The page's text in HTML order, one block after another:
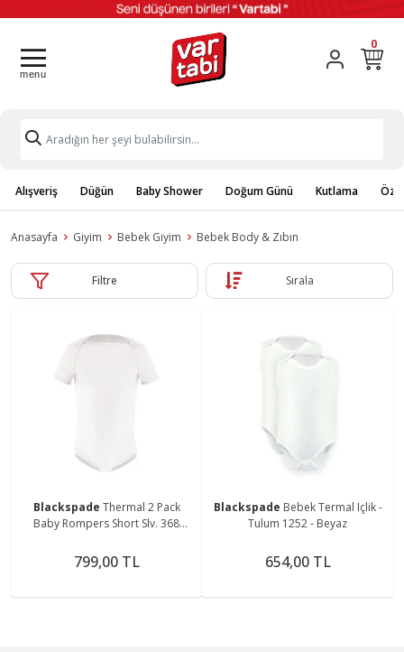
0
Alışveriş Düğün Baby Shower Doğum Günü Kutlama
Anasayfa Giyim Bebek Giyim Bebek Body & Zıbın
Filtre Sırala
Blackspade Thermal 2 Pack
Baby Rompers Short Slv. 368
799,00 TL
Blackspade Bebek Termal Içlik -
Tulum 1252 - Beyaz
654,00 TL